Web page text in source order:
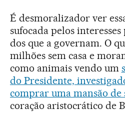
É desmoralizador ver
sufocada pelos
dos que a governam. O
milhões sem casa e
como animais vendo um
do Presidente,
comprar uma mansão de
coração aristocrático de